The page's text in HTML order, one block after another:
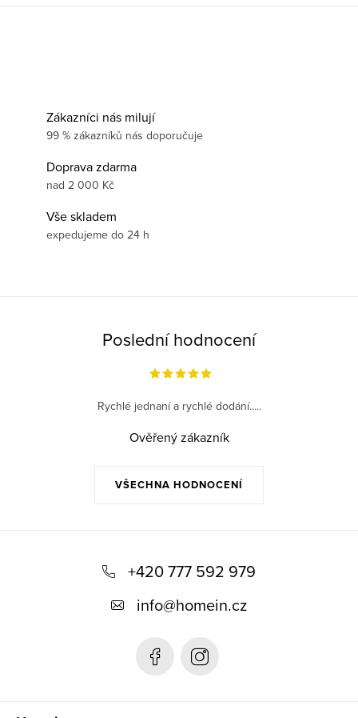
Zákazníci nás milují
99 % zákazníků nás doporučuje
Doprava zdarma
nad 2 000 Kč
Vše skladem
expedujeme do 24 h
Poslední hodnocení
VŠECHNA HODNOCENÍ
Rychlé jednaní a rychlé dodání.....
Ověřený zákazník
+420 777 592 979
info@homein.cz